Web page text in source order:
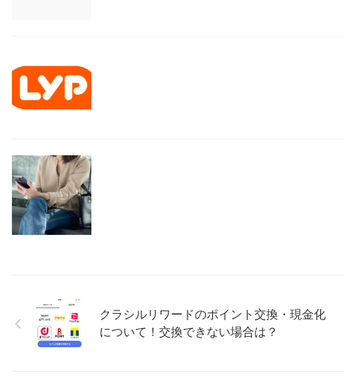
クラシルリワードのポイント交換・現金化
について！交換できない場合は？